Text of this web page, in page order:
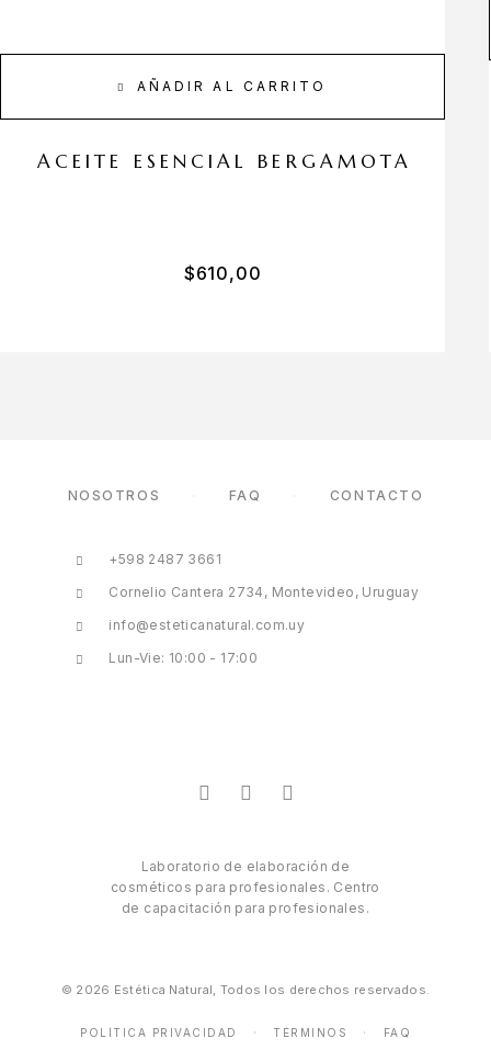
AÑADIR AL CARRITO
ACEITE ESENCIAL BERGAMOTA
$610,00
NOSOTROS FAQ CONTACTO
+598 2487 3661
Cornelio Cantera 2734, Montevideo, Uruguay
info@esteticanatural.com.uy
Lun-Vie: 10:00 - 17:00
Laboratorio de elaboración de
cosméticos para profesionales. Centro
de capacitación para profesionales.
© 2026 Estética Natural, Todos los derechos reservados.
POLÍTICA PRIVACIDAD TÉRMINOS FAQ